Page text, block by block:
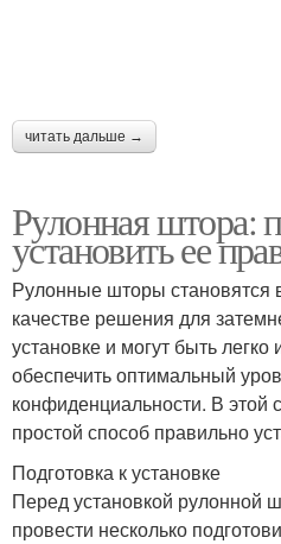
читать дальше →
Рулонная штора:
установить ее
Рулонные шторы становятся
качестве решения для
установке и могут быть
обеспечить оптимальный
конфиденциальности. В этой
простой способ правильно
Подготовка к установке
Перед установкой рулонной
провести несколько